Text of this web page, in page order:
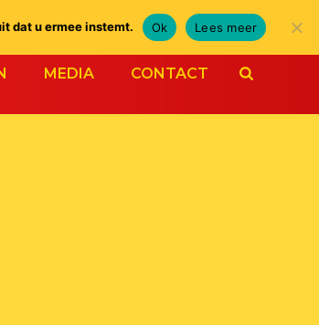
MEDIA CONTACT
dat u ermee instemt. Ok Lees meer